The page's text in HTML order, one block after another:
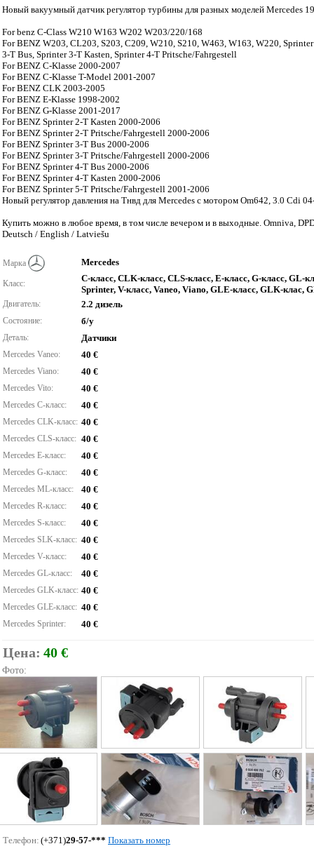
Новый вакуумный датчик регулятор турбины для разных моделей Mercedes
For benz C-Class W210 W163 W202 W203/220/168
For BENZ W203, CL203, S203, C209, W210, S210, W463, W163, W220,
3-T Bus, Sprinter 3-T Kasten, Sprinter 4-T Pritsche/Fahrgestell
For BENZ C-Klasse 2000-2007
For BENZ C-Klasse T-Model 2001-2007
For BENZ CLK 2003-2005
For BENZ E-Klasse 1998-2002
For BENZ G-Klasse 2001-2017
For BENZ Sprinter 2-T Kasten 2000-2006
For BENZ Sprinter 2-T Pritsche/Fahrgestell 2000-2006
For BENZ Sprinter 3-T Bus 2000-2006
For BENZ Sprinter 3-T Pritsche/Fahrgestell 2000-2006
For BENZ Sprinter 4-T Bus 2000-2006
For BENZ Sprinter 4-T Kasten 2000-2006
For BENZ Sprinter 5-T Pritsche/Fahrgestell 2001-2006
Новый регулятор давления на Тнвд для Mercedes с мотором Om642, 3.0 Cdi
Купить можно в любое время, в том числе вечером и в выходные. Omniva,
Deutsch / English / Latviešu
Марка Mercedes
Класс:
C-класс, CLK-класс, CLS-класс, E-класс, G-класс, GL-
Sprinter, V-класс, Vaneo, Viano, GLE-класс, GLK-клас,
Двигатель: 2.2 дизель
Состояние: б/у
Деталь: Датчики
Mercedes Vaneo: 40 €
Mercedes Viano: 40 €
Mercedes Vito: 40 €
Mercedes C-класс: 40 €
Mercedes CLK-класс: 40 €
Mercedes CLS-класс: 40 €
Mercedes E-класс: 40 €
Mercedes G-класс: 40 €
Mercedes ML-класс: 40 €
Mercedes R-класс: 40 €
Mercedes S-класс: 40 €
Mercedes SLK-класс: 40 €
Mercedes V-класс: 40 €
Mercedes GL-класс: 40 €
Mercedes GLK-класс: 40 €
Mercedes GLE-класс: 40 €
Mercedes Sprinter: 40 €
Цена: 40 €
Фото:
Телефон: (+371)29-57-*** Показать номер